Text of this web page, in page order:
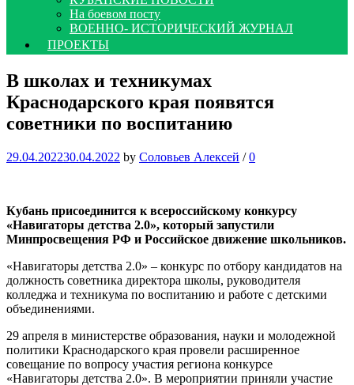
На боевом посту
ВОЕННО- ИСТОРИЧЕСКИЙ ЖУРНАЛ
ПРОЕКТЫ
В школах и техникумах
Краснодарского края появятся
советники по воспитанию
29.04.202230.04.2022 by Соловьев Алексей / 0
Кубань присоединится к всероссийскому конкурсу
«Навигаторы детства 2.0», который запустили
Минпросвещения РФ и Российское движение школьников.
«Навигаторы детства 2.0» – конкурс по отбору кандидатов на
должность советника директора школы, руководителя
колледжа и техникума по воспитанию и работе с детскими
объединениями.
29 апреля в министерстве образования, науки и молодежной
политики Краснодарского края провели расширенное
совещание по вопросу участия региона конкурсе
«Навигаторы детства 2.0». В мероприятии приняли участие